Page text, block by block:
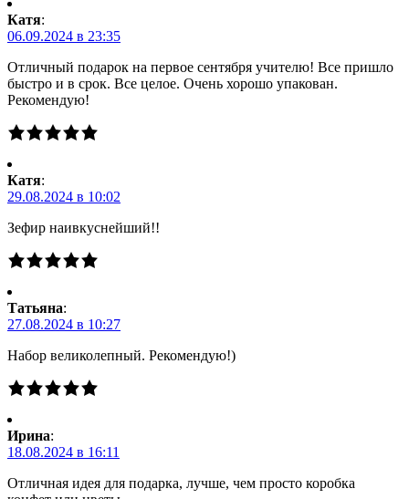
Катя:
06.09.2024 в 23:35
Отличный подарок на первое сентября учителю! Все пришло
быстро и в срок. Все целое. Очень хорошо упакован.
Рекомендую!
Катя:
29.08.2024 в 10:02
Зефир наивкуснейший!!
Татьяна:
27.08.2024 в 10:27
Набор великолепный. Рекомендую!)
Ирина:
18.08.2024 в 16:11
Отличная идея для подарка, лучше, чем просто коробка